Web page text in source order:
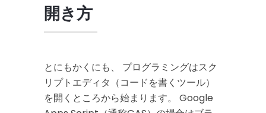
開き方
とにもかくにも、 プログラミングはスク
リプトエディタ（コードを書くツール）
を開くところから始まります。 Google